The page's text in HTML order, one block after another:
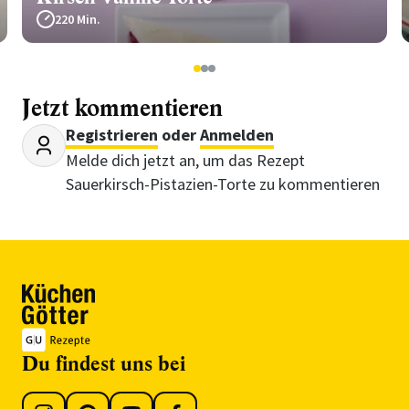
220 Min.
123
Jetzt kommentieren
Registrieren oderAnmelden
Melde dich jetzt an, um das Rezept
Sauerkirsch-Pistazien-Torte zu kommentieren
Du findest uns bei